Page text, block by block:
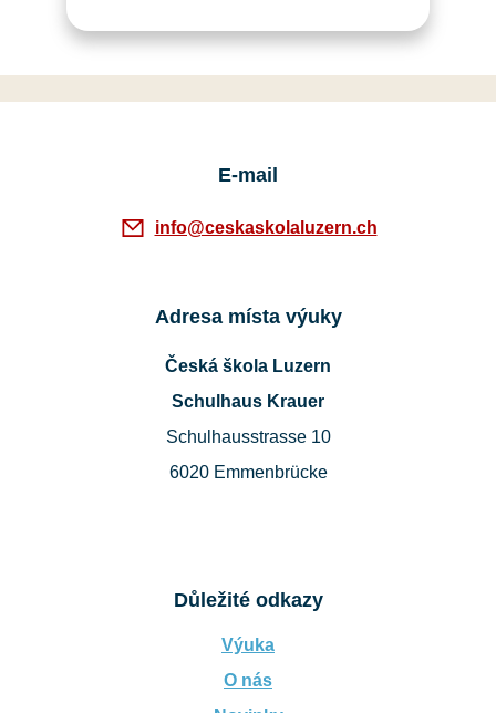
E-mail
info@ceskaskolaluzern.ch
Adresa místa výuky
Česká škola Luzern
Schulhaus Krauer
Schulhausstrasse 10
6020 Emmenbrücke
Důležité odkazy
Výuka
O nás